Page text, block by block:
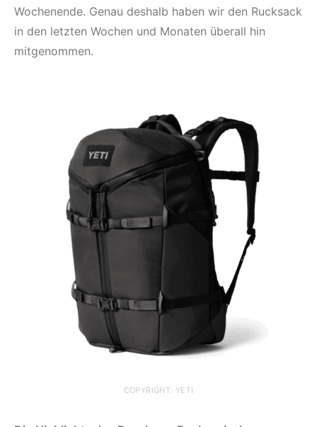
Wochenende. Genau deshalb haben wir den Rucksack
in den letzten Wochen und Monaten überall hin
mitgenommen.
COPYRIGHT: YETI